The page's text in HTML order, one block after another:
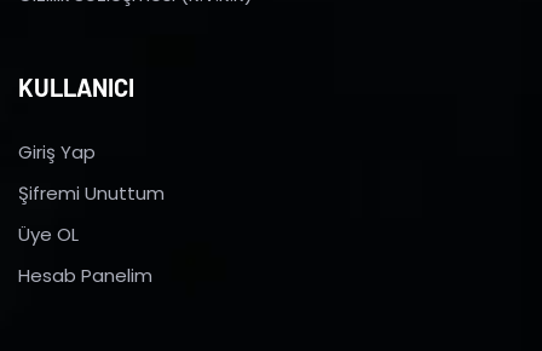
KULLANICI
Giriş Yap
Şifremi Unuttum
Üye OL
Hesab Panelim